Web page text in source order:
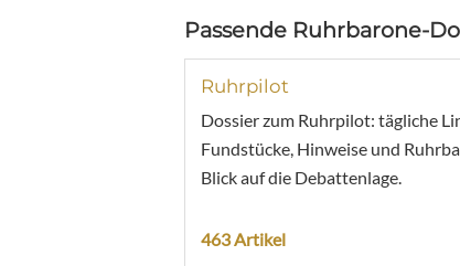
Passende Ruhrbarone-
Ruhrpilot
Dossier zum Ruhrpilot: tägliche
Fundstücke, Hinweise und
Blick auf die Debattenlage.
463 Artikel